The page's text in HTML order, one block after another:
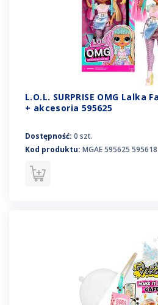
L.O.L. SURPRISE OMG Lalka
+ akcesoria 595625
Dostępność: 0 szt.
Kod produktu: MGAE 595625 595618